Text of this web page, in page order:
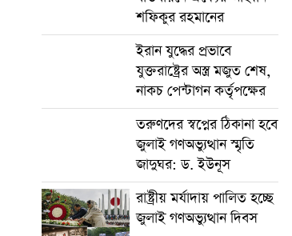
শফিকুর রহমানের
ইরান যুদ্ধের প্রভাবে
যুক্তরাষ্ট্রের অস্ত্র মজুত শেষ,
নাকচ পেন্টাগন কর্তৃপক্ষের
তরুণদের স্বপ্নের ঠিকানা হবে
জুলাই গণঅভ্যুত্থান স্মৃতি
জাদুঘর: ড. ইউনূস
রাষ্ট্রীয় মর্যাদায় পালিত হচ্ছে
জুলাই গণঅভ্যুত্থান দিবস